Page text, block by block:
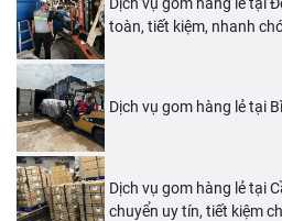
toàn, tiết kiệm, nhanh
Dịch vụ gom hàng lẻ tại
Dịch vụ gom hàng lẻ tại
chuyển uy tín, tiết kiệm